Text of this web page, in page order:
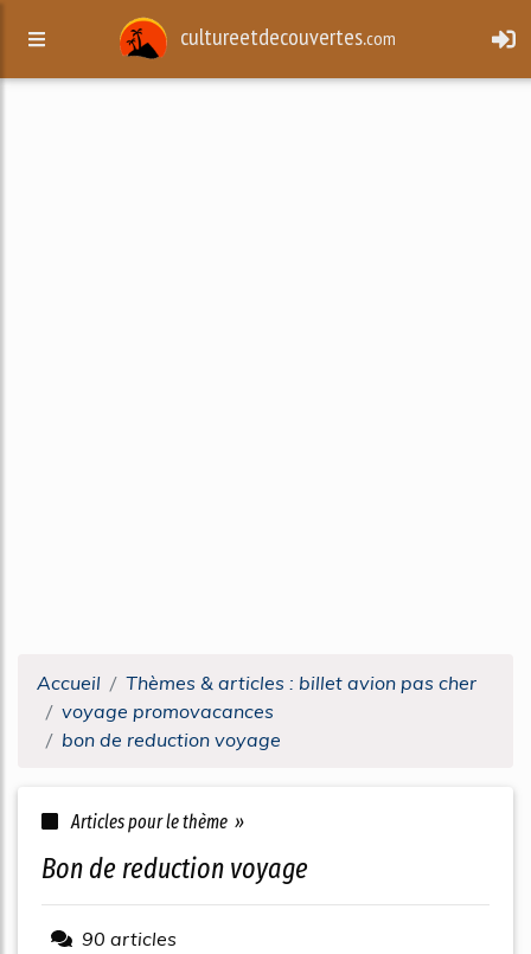
cultureetdecouvertes.com
Accueil
Thèmes & articles : billet avion pas cher
voyage promovacances
bon de reduction voyage
Articles pour le thème »
bon de reduction voyage
90 articles